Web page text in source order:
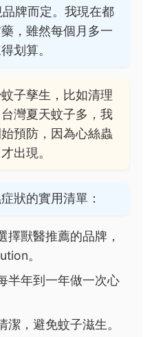
牌而定。我現在都
，雖然每個月多一
划算。
子孳生，比如清理
灣夏天蚊子多，我
預防，因為心絲蟲
出現。
狀的實用清單：
擇獸醫推薦的品牌，
。
半年到一年做一次心
，避免蚊子滋生。